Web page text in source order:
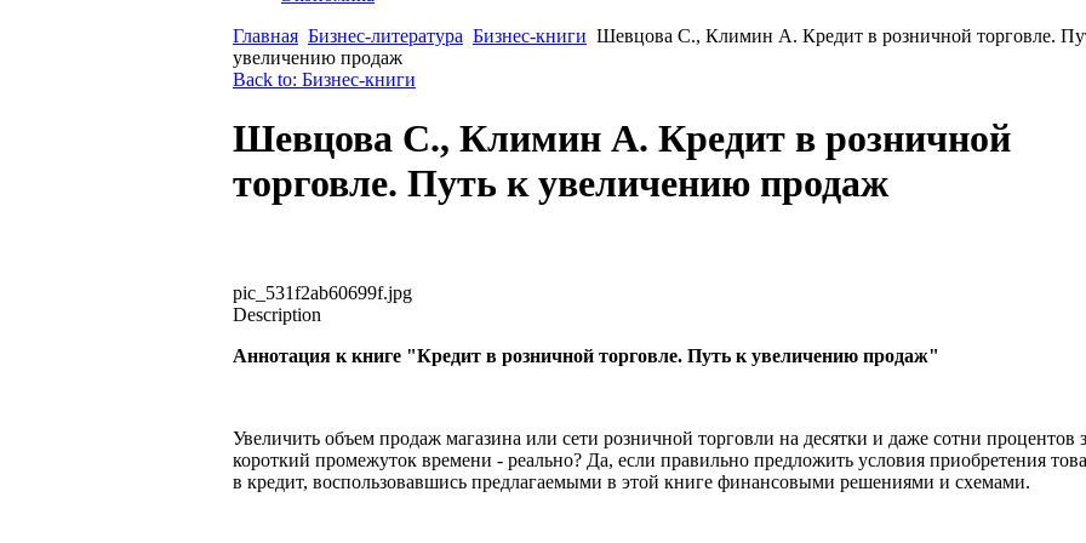
Главная Бизнес-литература Бизнес-книги Шевцова С., Климин А. Кредит в розничной торговле.
увеличению продаж
Back to: Бизнес-книги
Шевцова С., Климин А. Кредит в розничной
торговле. Путь к увеличению продаж
pic_531f2ab60699f.jpg
Description
Аннотация к книге "Кредит в розничной торговле. Путь к увеличению продаж"
Увеличить объем продаж магазина или сети розничной торговли на десятки и даже сотни процентов
короткий промежуток времени - реально? Да, если правильно предложить условия приобретения
в кредит, воспользовавшись предлагаемыми в этой книге финансовыми решениями и схемами.